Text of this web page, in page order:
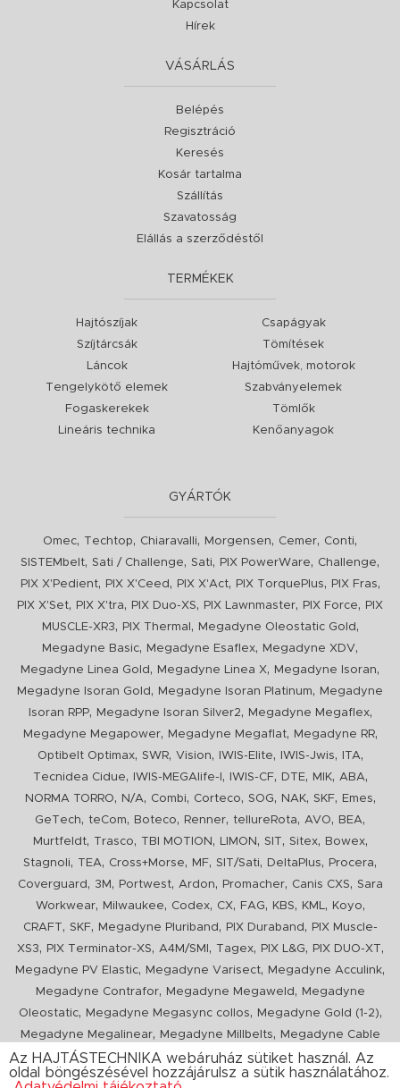
Kapcsolat
Hírek
VÁSÁRLÁS
Belépés
Regisztráció
Keresés
Kosár tartalma
Szállítás
Szavatosság
Elállás a szerződéstől
TERMÉKEK
Hajtószíjak
Szíjtárcsák
Láncok
Tengelykötő elemek
Fogaskerekek
Lineáris technika
Csapágyak
Tömítések
Hajtóművek, motorok
Szabványelemek
Tömlők
Kenőanyagok
GYÁRTÓK
Omec, Techtop, Chiaravalli, Morgensen, Cemer, Conti,
SISTEMbelt, Sati / Challenge, Sati, PIX PowerWare, Challenge,
PIX X'Pedient, PIX X'Ceed , PIX X'Act, PIX TorquePlus, PIX Fras,
PIX X'Set, PIX X'tra, PIX Duo-XS, PIX Lawnmaster, PIX Force,
PIX
MUSCLE-XR3, PIX Thermal , Megadyne Oleostatic Gold ,
Megadyne Basic, Megadyne Esaflex, Megadyne XDV,
Megadyne Linea Gold , Megadyne Linea X, Megadyne Isoran,
Megadyne Isoran Gold , Megadyne Isoran Platinum,
Megadyne
Isoran RPP, Megadyne Isoran Silver2, Megadyne Megaflex,
Megadyne Megapower, Megadyne Megaflat, Megadyne RR,
Optibelt Optimax, SWR, Vision, IWIS-Elite, IWIS-Jwis, ITA,
Tecnidea Cidue, IWIS-MEGAlife-I , IWIS-CF, DTE, MIK, ABA,
NORMA TORRO, N/A, Combi, Corteco, SOG, NAK, SKF, Emes,
GeTech, teCom, Boteco, Renner, tellureRota, AVO, BEA,
Murtfeldt, Trasco, TBI MOTION , LIMON , SIT, Sitex, Bowex,
Stagnoli, TEA, Cross+Morse, MF, SIT/Sati, DeltaPlus, Procera,
Coverguard , 3M , Portwest, Ardon, Promacher, Canis CXS, Sara
Workwear, Milwaukee, Codex, CX, FAG, KBS, KML, Koyo,
CRAFT, SKF, Megadyne Pluriband , PIX Duraband ,
PIX Muscle-
XS3, PIX Terminator-XS, A4M/SMI , Tagex, PIX L&G, PIX DUO-XT,
Megadyne PV Elastic, Megadyne Varisect, Megadyne Acculink,
Megadyne Contrafor, Megadyne Megaweld ,
Megadyne
Oleostatic, Megadyne Megasync collos, Megadyne Gold (1-2),
Megadyne Megalinear, Megadyne Millbelts,
Megadyne Cable
Pull, PIX X'Ceed,Megadyne Pull Down, Optibelt VB,Mitsuboshi
ConCar,Megadyne Megarib ,PIX HARVESTER,Urgent
Az HAJTÁSTECHNIKA webáruház sütiket használ. Az
oldal böngészésével hozzájárulsz a sütik használatához.